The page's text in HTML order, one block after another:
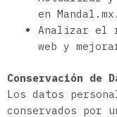
en Mandal.mx .
Analizar el
web y
Conservación de
Los datos
conservados por